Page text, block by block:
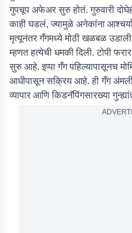
गुपचूप अफेअर सुरु होतं. गुरुवारी
काही घडलं, ज्यामुळे अनेकांना
मृत्यूनंतर गँगमध्ये मोठी खळबळ उडाली.
म्हणत हत्येची धमकी दिली. टोपी
सुरु आहे. इप्पा गँग पहिल्यापासूनच
आधीपासून सक्रिय आहे. ही गँग अंमली
व्यापार आणि किडनॅपिंगसारख्या